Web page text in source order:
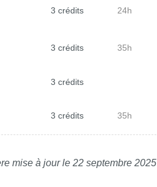
3 crédits 24h
3 crédits 35h
3 crédits
3 crédits 35h
mise à jour le 22 septembre 2025